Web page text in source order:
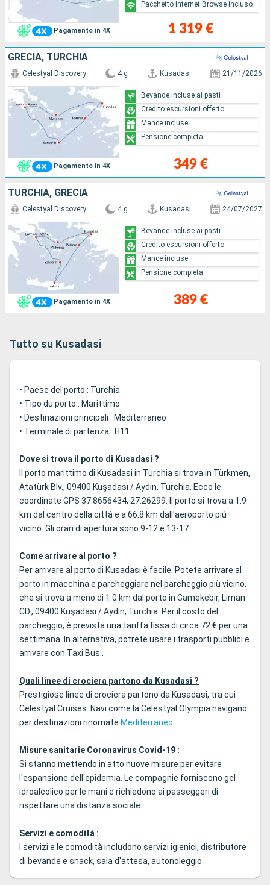
Pagamento in 4X 1 319 €
Pacchetto Internet Browse incluso
GRECIA, TURCHIA
Pagamento in 4X
Celestyal Discovery 4 g Kusadasi 21/11/2026
349 €
Bevande incluse ai pasti
Credito escursioni offerto
Mance incluse
Pensione completa
TURCHIA, GRECIA
Pagamento in 4X
Celestyal Discovery 4 g Kusadasi 24/07/2027
389 €
Bevande incluse ai pasti
Credito escursioni offerto
Mance incluse
Pensione completa
Tutto su Kusadasi
• Paese del porto : Turchia
• Tipo du porto : Marittimo
• Destinazioni principali : Mediterraneo
• Terminale di partenza : H11
Dove si trova il porto di Kusadasi ?
Il porto marittimo di Kusadasi in Turchia si trova in Türkmen,
Atatürk Blv., 09400 Kuşadası / Aydın, Turchia. Ecco le
coordinate GPS 37.8656434, 27.26299. Il porto si trova a 1.9
km dal centro della città e a 66.8 km dall'aeroporto più
vicino. Gli orari di apertura sono 9-12 e 13-17.
Come arrivare al porto ?
Per arrivare al porto di Kusadasi è facile. Potete arrivare al
porto in macchina e parcheggiare nel parcheggio più vicino,
che si trova a meno di 1.0 km dal porto in Camekebir, Liman
CD., 09400 Kuşadası / Aydın, Turchia. Per il costo del
parcheggio, è prevista una tariffa fissa di circa 72 € per una
settimana. In alternativa, potrete usare i trasporti pubblici e
arrivare con Taxi Bus..
Quali linee di crociera partono da Kusadasi ?
Prestigiose linee di crociera partono da Kusadasi, tra cui
Celestyal Cruises. Navi come la Celestyal Olympia navigano
per destinazioni rinomate Mediterraneo.
Misure sanitarie Coronavirus Covid-19 :
Si stanno mettendo in atto nuove misure per evitare
l'espansione dell'epidemia. Le compagnie forniscono gel
idroalcolico per le mani e richiedono ai passeggeri di
rispettare una distanza sociale.
Servizi e comodità :
I servizi e le comodità includono servizi igienici, distributore
di bevande e snack, sala d'attesa, autonoleggio.